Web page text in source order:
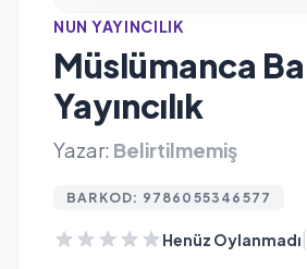
NUN YAYINCILIK
Müslümanca
Yayıncılık
Yazar: Belirtilmemiş
BARKOD: 9786055346577
Henüz Oylanmadı|